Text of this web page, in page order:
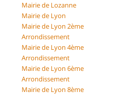
Mairie de Lozanne
Mairie de Lyon
Mairie de Lyon 2ème
Arrondissement
Mairie de Lyon 4ème
Arrondissement
Mairie de Lyon 6ème
Arrondissement
Mairie de Lyon 8ème